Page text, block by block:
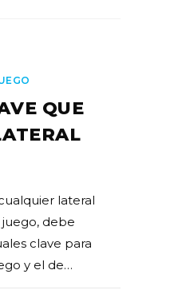
QUE
lateral
juego, debe
clave para
y el de…